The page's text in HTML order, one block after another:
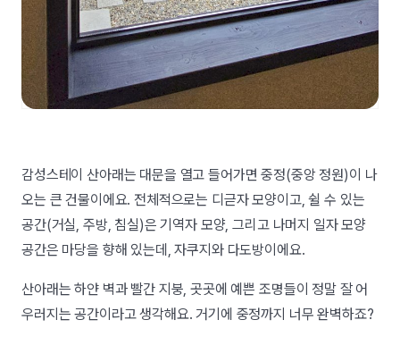
감성스테이 산아래는 대문을 열고 들어가면 중정(중앙 정원)이 나
오는 큰 건물이에요. 전체적으로는 디귿자 모양이고, 쉴 수 있는
공간(거실, 주방, 침실)은 기역자 모양, 그리고 나머지 일자 모양
공간은 마당을 향해 있는데, 자쿠지와 다도방이에요.
산아래는 하얀 벽과 빨간 지붕, 곳곳에 예쁜 조명들이 정말 잘 어
우러지는 공간이라고 생각해요. 거기에 중정까지 너무 완벽하죠?